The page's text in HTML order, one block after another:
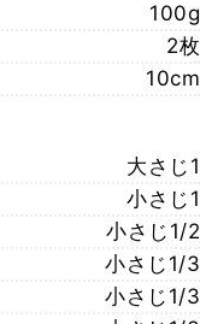
100g
2枚
10cm
大さじ1
小さじ1
小さじ1/2
小さじ1/3
小さじ1/3